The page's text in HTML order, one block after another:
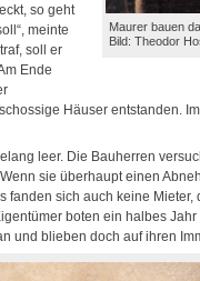
Maurer bauen
Bild: Theodor
so geht
meinte
soll er
Ende
Häuser entstanden.
leer. Die Bauherren
sie überhaupt einen
fanden sich auch keine
boten ein halbes
und blieben doch auf ihren